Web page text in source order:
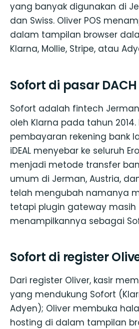
yang banyak digunakan di
dan Swiss. Oliver POS
dalam tampilan browser
Klarna, Mollie, Stripe, atau
Sofort di pasar DACH
Sofort adalah fintech
oleh Klarna pada tahun
pembayaran rekening bank
iDEAL menyebar ke seluruh
menjadi metode transfer
umum di Jerman, Austria,
telah mengubah namanya
tetapi plugin gateway masih
menampilkannya sebagai
Sofort di register
Dari register Oliver, kasir
yang mendukung Sofort
Adyen); Oliver membuka
hosting di dalam tampilan